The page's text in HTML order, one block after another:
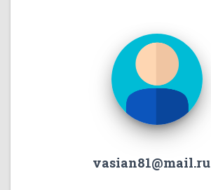
vasian81@mail.ru